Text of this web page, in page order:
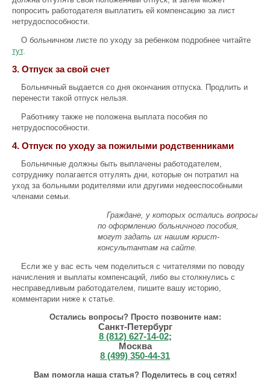
попросить работодателя выплатить ей компенсацию за лист
нетрудоспособности.
О больничном листе по уходу за ребенком подробнее читайте
тут.
3. Отпуск за свой счет
Больничный выдается со дня окончания отпуска. Продлить и
перенести такой отпуск нельзя.
Работнику также не положена выплата пособия по
нетрудоспособности.
4. Отпуск по уходу за пожилыми родственниками
Больничные должны быть выплачены работодателем,
сотруднику полагается отгулять дни, которые он потратил на
уход за больными родителями или другими недееспособными
членами семьи.
Граждане, у которых остались вопросы
по оформлению больничного пособия,
могут задать их нашим юрист-
консультантам на сайте.
Если же у вас есть чем поделиться с читателями по поводу
начисления и выплаты компенсаций, либо вы столкнулись с
несправедливым работодателем, пишите вашу историю,
комментарии ниже к статье.
Остались вопросы? Просто позвоните нам:
Санкт-Петербург
8 (812) 627-14-02;
Москва
8 (499) 350-44-31
Вам помогла наша статья? Поделитесь в соц сетях!